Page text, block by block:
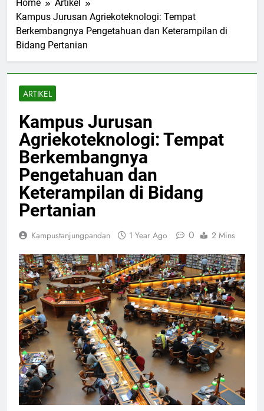
Home
Artikel
Kampus Jurusan Agriekoteknologi: Tempat
Berkembangnya Pengetahuan dan Keterampilan di
Bidang Pertanian
ARTIKEL
Kampus Jurusan
Agriekoteknologi: Tempat
Berkembangnya
Pengetahuan dan
Keterampilan di Bidang
Pertanian
Kampustanjungpandan 1 Year Ago 0 2 Mins